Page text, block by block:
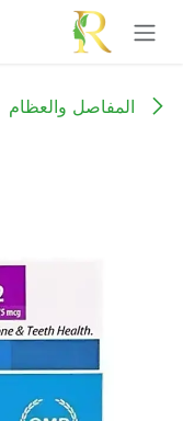
تخطي للذهاب إلى المحتوى
المفاصل والعظام